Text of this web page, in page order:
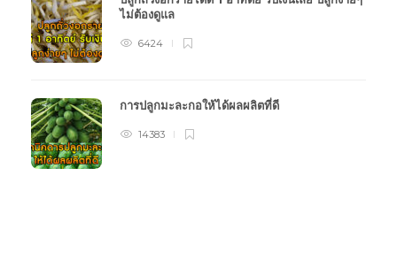
ไม่ต้องดูแล
6424
การปลูกมะละกอให้ได้ผลผลิตที่ดี
14383